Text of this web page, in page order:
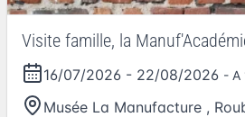
Visite famille, la
16/07/2026 - 22/08/2026 - A
Musée La Manufacture ,